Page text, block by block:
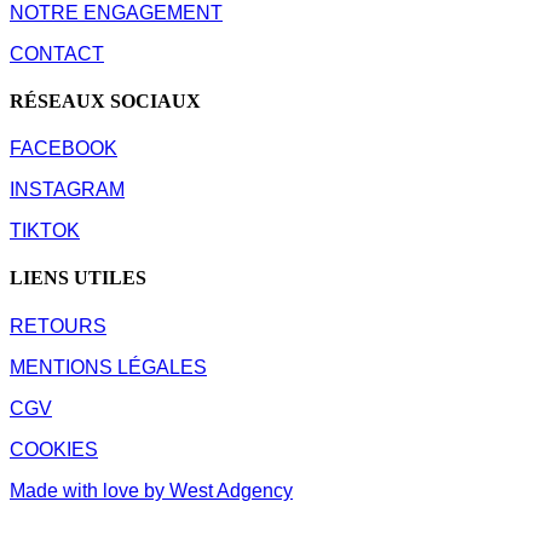
NOTRE ENGAGEMENT
CONTACT
RÉSEAUX SOCIAUX
FACEBOOK
INSTAGRAM
TIKTOK
LIENS UTILES
RETOURS
MENTIONS LÉGALES
CGV
COOKIES
Made with love by West Adgency